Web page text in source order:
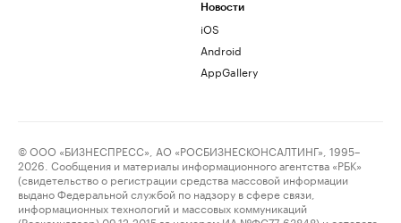
Новости
iOS
Android
AppGallery
© ООО «БИЗНЕСПРЕСС», АО «РОСБИЗНЕСКОНСАЛТИНГ», 1995–
2026. Сообщения и материалы информационного агентства «РБК»
(свидетельство о регистрации средства массовой информации
выдано Федеральной службой по надзору в сфере связи,
информационных технологий и массовых коммуникаций